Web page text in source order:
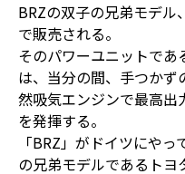
BRZの双子の兄弟モデル
で販売される。
そのパワーユニットであ
は、当分の間、手つかず
然吸気エンジンで最高
を発揮する。
「BRZ」がドイツにや
の兄弟モデルであるトヨ